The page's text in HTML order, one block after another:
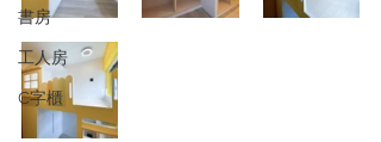
書房
工人房
C字櫃